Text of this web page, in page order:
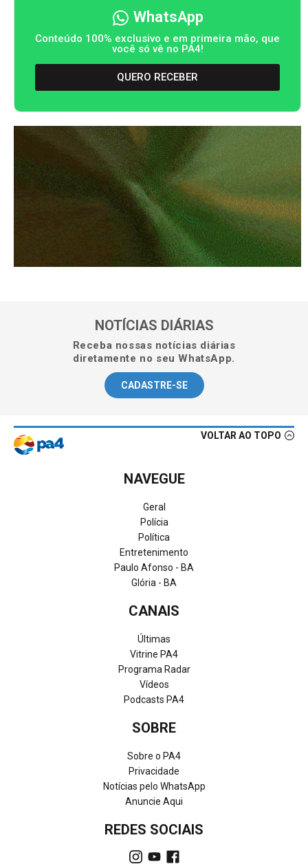
WhatsApp
Conteúdo 100% exclusivo e em primeira mão, que
você só vê no PA4!
QUERO RECEBER
NOTÍCIAS DIÁRIAS
Receba nossas notícias diárias
diretamente no seu WhatsApp.
CADASTRE-SE
VOLTAR AO TOPO
NAVEGUE
Geral
Polícia
Política
Entretenimento
Paulo Afonso - BA
Glória - BA
CANAIS
Últimas
Vitrine PA4
Programa Radar
Vídeos
Podcasts PA4
SOBRE
Sobre o PA4
Privacidade
Notícias pelo WhatsApp
Anuncie Aqui
REDES SOCIAIS